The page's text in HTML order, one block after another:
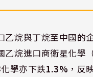
乙烷與丁烷至中國的
乙烷進口商衛星化
化學亦下跌1.3% ，反